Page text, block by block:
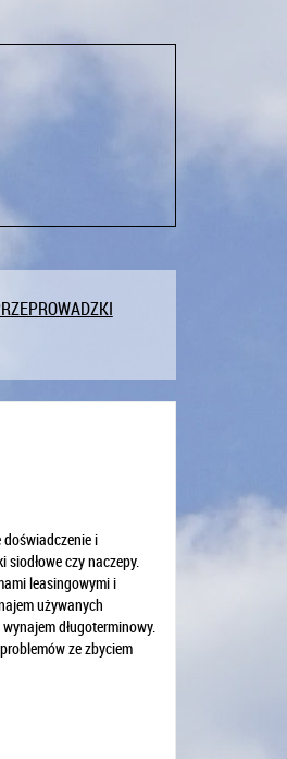
doświadczenie i
czy naczepy.
leasingowymi i
używanych
długoterminowy.
ze zbyciem